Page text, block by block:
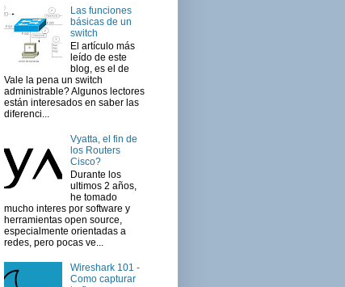
Las funciones
básicas de un
switch
El artículo más
leído de este
blog, es el de
Vale la pena un switch
administrable? Algunos lectores
están interesados en saber las
diferenci...
Vyatta, el fin de
los Routers
Cisco?
Durante los
ultimos 2 años,
he tomado
mucho interes por software y
herramientas open source,
especialmente orientadas a
redes, pero pocas ve...
Wireshark 101 -
Como capturar